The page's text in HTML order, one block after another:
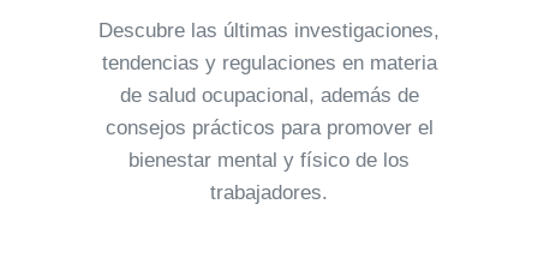
Descubre las últimas investigaciones,
tendencias y regulaciones en materia
de salud ocupacional, además de
consejos prácticos para promover el
bienestar mental y físico de los
trabajadores.